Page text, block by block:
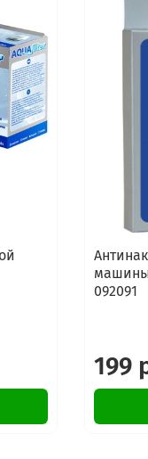
машины
092091
199